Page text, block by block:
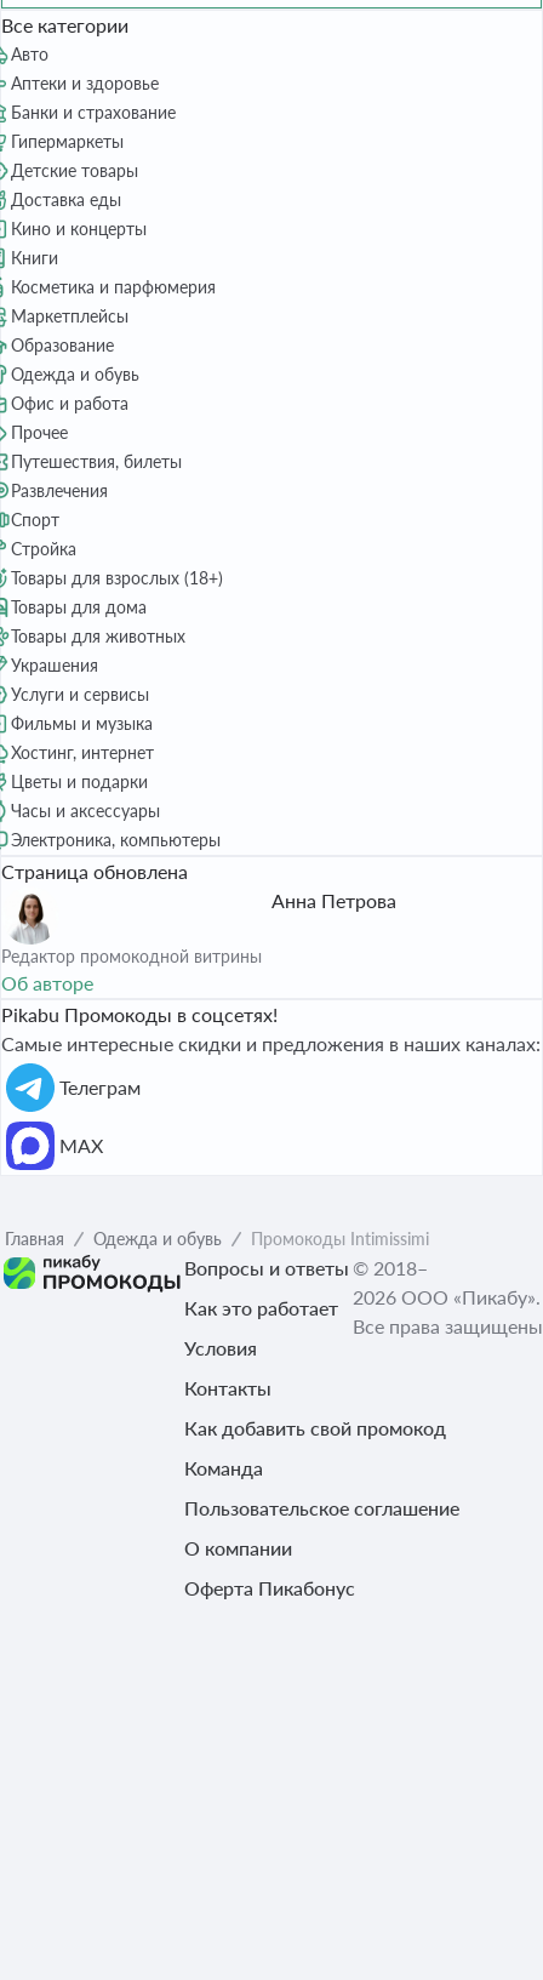
Все категории
Авто
Аптеки и здоровье
Банки и страхование
Гипермаркеты
Детские товары
Доставка еды
Кино и концерты
Книги
Косметика и парфюмерия
Маркетплейсы
Образование
Одежда и обувь
Офис и работа
Прочее
Путешествия, билеты
Развлечения
Спорт
Стройка
Товары для взрослых (18+)
Товары для дома
Товары для животных
Украшения
Услуги и сервисы
Фильмы и музыка
Хостинг, интернет
Цветы и подарки
Часы и аксессуары
Электроника, компьютеры
Страница обновлена
Анна Петрова
Редактор промокодной витрины
Об авторе
Pikabu Промокоды в соцсетях!
Самые интересные скидки и предложения в наших каналах:
Телеграм
МАХ
Главная Одежда и обувь Промокоды Intimissimi
Вопросы и ответы
Как это работает
Условия
Контакты
Как добавить свой промокод
Команда
Пользовательское соглашение
О компании
Оферта Пикабонус
© 2018–
2026 ООО «Пикабу».
Все права защищены